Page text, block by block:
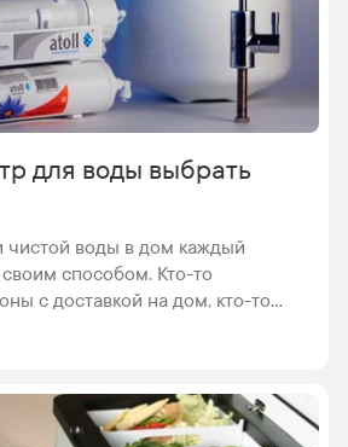
для воды выбрать
чистой воды в дом каждый
способом. Кто-то
с доставкой на дом, кто-то
магазинах, а кто-то и вовсе
питьевой водой хорошего
использование домашних